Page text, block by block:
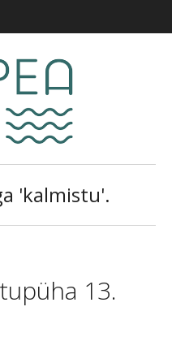
'kalmistu'.
13.